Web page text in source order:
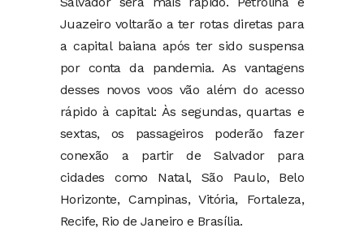
Juazeiro voltarão a ter rotas diretas para
a capital baiana após ter sido suspensa
por conta da pandemia. As vantagens
desses novos voos vão além do acesso
rápido à capital: Às segundas, quartas e
sextas, os passageiros poderão fazer
conexão a partir de Salvador para
cidades como Natal, São Paulo, Belo
Horizonte, Campinas, Vitória, Fortaleza,
Recife, Rio de Janeiro e Brasília.